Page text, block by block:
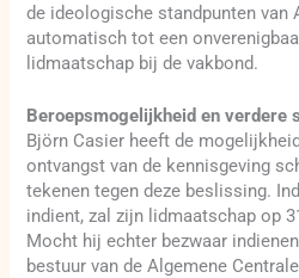
de ideologische standpunten van
automatisch tot een
lidmaatschap bij de vakbond.
Beroepsmogelijkheid en verdere
Björn Casier heeft de
ontvangst van de kennisgeving
tekenen tegen deze beslissing.
indient, zal zijn lidmaatschap op
Mocht hij echter bezwaar
bestuur van de Algemene